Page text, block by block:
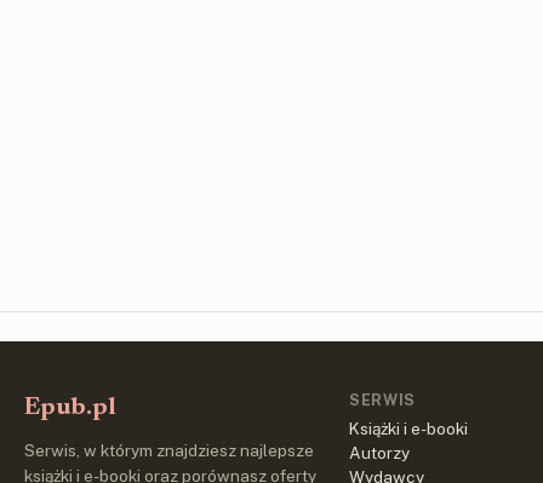
Epub.pl
Serwis, w którym znajdziesz najlepsze
książki i e-booki oraz porównasz oferty
SERWIS
Książki i e-booki
Autorzy
Wydawcy